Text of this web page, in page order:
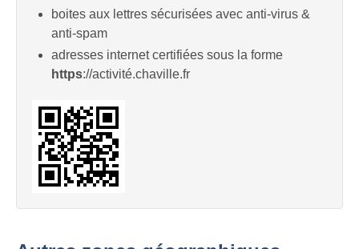
boites aux lettres sécurisées avec anti-virus &
anti-spam
adresses internet certifiées sous la forme
https://activité.chaville.fr